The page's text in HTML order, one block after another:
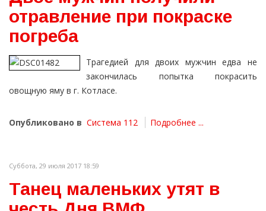
отравление при покраске
погреба
Трагедией для двоих мужчин едва не
закончилась попытка покрасить
овощную яму в г. Котласе.
Опубликовано в Система 112 Подробнее ...
Суббота, 29 июля 2017 18:59
Танец маленьких утят в